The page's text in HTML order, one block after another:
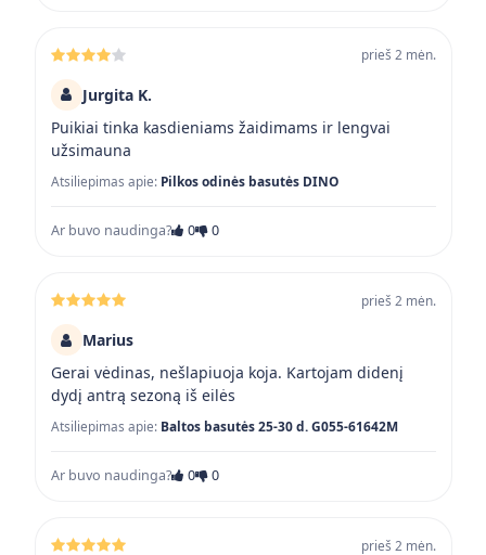
prieš 2 mėn.
Jurgita K.
Puikiai tinka kasdieniams žaidimams ir lengvai
užsimauna
Atsiliepimas apie: Pilkos odinės basutės DINO
Ar buvo naudinga? 0 0
prieš 2 mėn.
Marius
Gerai vėdinas, nešlapiuoja koja. Kartojam didenį
dydį antrą sezoną iš eilės
Atsiliepimas apie: Baltos basutės 25-30 d. G055-61642M
Ar buvo naudinga? 0 0
prieš 2 mėn.